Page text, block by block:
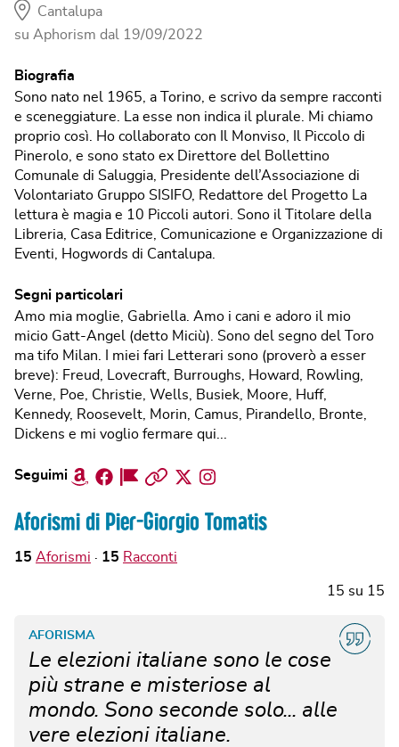
Cantalupa
su Aphorism dal 19/09/2022
Biografia
Sono nato nel 1965, a Torino, e scrivo da sempre racconti
e sceneggiature. La esse non indica il plurale. Mi chiamo
proprio così. Ho collaborato con Il Monviso, Il Piccolo di
Pinerolo, e sono stato ex Direttore del Bollettino
Comunale di Saluggia, Presidente dell’Associazione di
Volontariato Gruppo SISIFO, Redattore del Progetto La
lettura è magia e 10 Piccoli autori. Sono il Titolare della
Libreria, Casa Editrice, Comunicazione e Organizzazione di
Eventi, Hogwords di Cantalupa.
Segni particolari
Amo mia moglie, Gabriella. Amo i cani e adoro il mio
micio Gatt-Angel (detto Miciù). Sono del segno del Toro
ma tifo Milan. I miei fari Letterari sono (proverò a esser
breve): Freud, Lovecraft, Burroughs, Howard, Rowling,
Verne, Poe, Christie, Wells, Busiek, Moore, Huff,
Kennedy, Roosevelt, Morin, Camus, Pirandello, Bronte,
Dickens e mi voglio fermare qui...
Seguimi AmazonFacebook
Facebook
Sito TwitterInstagram
Aforismi di Pier-Giorgio Tomatis
15 Aforismi 15 Racconti
15 su 15
Le elezioni italiane sono le cose
più strane e misteriose al
mondo. Sono seconde solo... alle
vere elezioni italiane.
AFORISMA